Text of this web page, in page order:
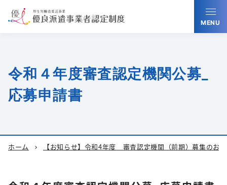
MENU
令和４年度審査認定機関公募_
応募申請書
ホーム chevron_right 【お知らせ】令和4年度 審査認定機関（前期）募集のお